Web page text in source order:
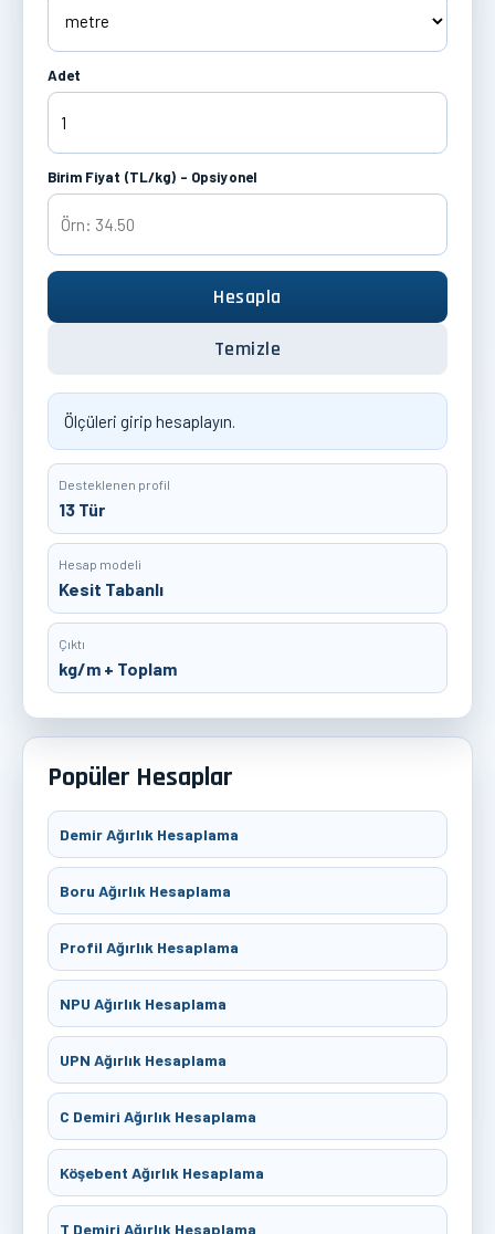
Adet
Birim Fiyat (TL/kg) - Opsiyonel
Hesapla
Temizle
Ölçüleri girip hesaplayın.
Desteklenen profil
13 Tür
Hesap modeli
Kesit Tabanlı
Çıktı
kg/m + Toplam
Popüler Hesaplar
Demir Ağırlık Hesaplama
Boru Ağırlık Hesaplama
Profil Ağırlık Hesaplama
NPU Ağırlık Hesaplama
UPN Ağırlık Hesaplama
C Demiri Ağırlık Hesaplama
Köşebent Ağırlık Hesaplama
T Demiri Ağırlık Hesaplama